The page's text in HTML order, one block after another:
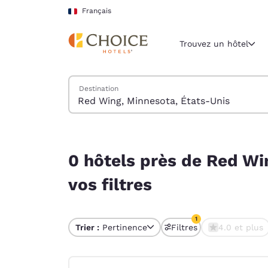
Sauter à Contenu Principal
Français
Région et lieu
Amériques
América
Trouvez un hôtel
Trouver des hôtels
Destination
0 hôtels près de Red
vos filtres
Trier : Pertinence Filtres
1
1 filtre sélectionné
4.0 et plus